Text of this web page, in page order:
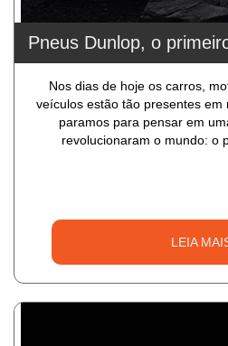
Pneus Dunlop, o
Nos dias de hoje os carros,
veículos estão tão presentes em
paramos para pensar em
revolucionaram o mundo: o
LEIA